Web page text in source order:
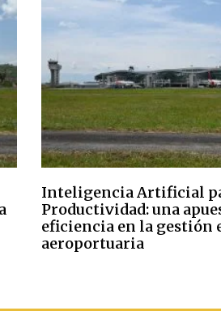
Inteligencia Artificial
Productividad: una
eficiencia en la gestión
aeroportuaria